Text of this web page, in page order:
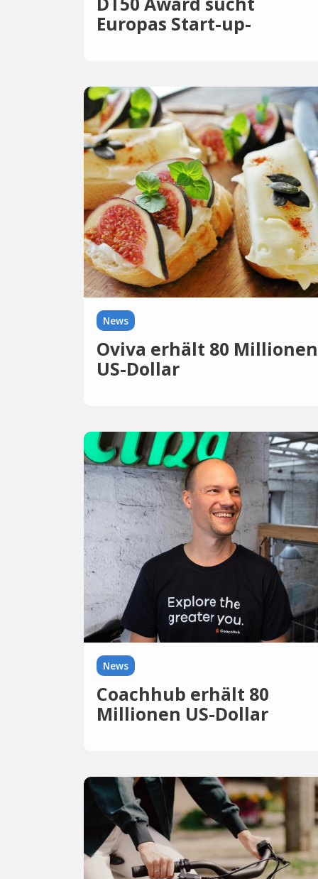
Europas Start-up-
News
Oviva erhält 80 Millionen
US-Dollar
News
Coachhub erhält 80
Millionen US-Dollar